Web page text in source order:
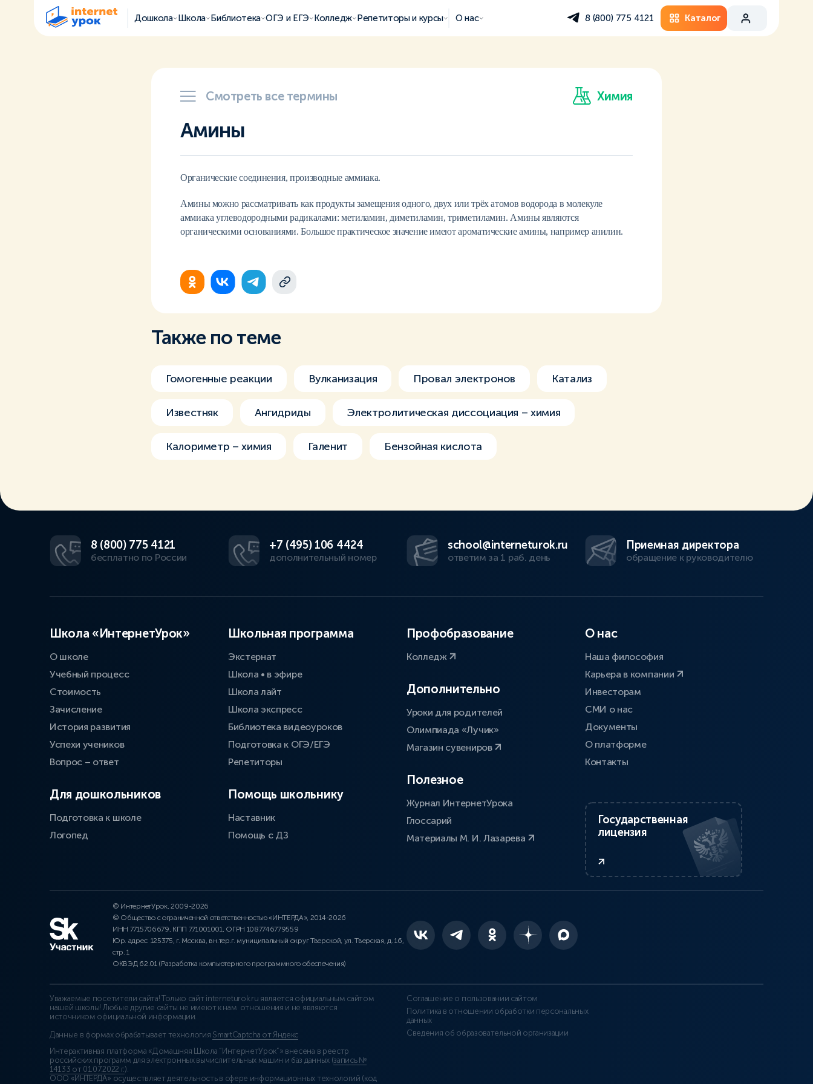
Дошкола Школа Библиотека ОГЭ и ЕГЭ Колледж Репетиторы и курсы О нас 8 (800) 775 4121 Каталог
Смотреть все термины Химия
Амины
Органические соединения, производные аммиака.
Амины можно рассматривать как продукты замещения одного, двух или трёх атомов водорода в молекуле
аммиака углеводородными радикалами: метиламин, диметиламин, триметиламин. Амины являются
органическими основаниями. Большое практическое значение имеют ароматические амины, например анилин.
Также по теме
Гомогенные реакции Вулканизация Провал электронов Катализ
Известняк Ангидриды Электролитическая диссоциация – химия
Калориметр – химия Галенит Бензойная кислота
8 (800) 775 4121
бесплатно по России
+7 (495) 106 4424
дополнительный номер
school@interneturok.ru
ответим за 1 раб. день
Приемная директора
обращение к руководителю
Школа «ИнтернетУрок»
О школе
Учебный процесс
Стоимость
Зачисление
История развития
Успехи учеников
Вопрос – ответ
Для дошкольников
Подготовка к школе
Логопед
Школьная программа
Экстернат
Школа • в эфире
Школа лайт
Школа экспресс
Библиотека видеоуроков
Подготовка к ОГЭ/ЕГЭ
Репетиторы
Помощь школьнику
Наставник
Помощь с ДЗ
Профобразование
Колледж
Дополнительно
Уроки для родителей
Олимпиада «Лучик»
Магазин сувениров
Полезное
Журнал ИнтернетУрока
Глоссарий
Материалы М. И. Лазарева
О нас
Наша философия
Карьера в компании
Инвесторам
СМИ о нас
Документы
О платформе
Контакты
Государственная
лицензия
© ИнтернетУрок, 2009-2026
© Общество с ограниченной ответственностью «ИНТЕРДА», 2014-2026
ИНН 7715706679, КПП 771001001, ОГРН 1087746779559
Юр. адрес: 125375, г. Москва, вн.тер.г. муниципальный округ Тверской, ул. Тверская, д. 16,
стр. 1
ОКВЭД 62.01 (Разработка компьютерного программного обеспечения)
Уважаемые посетители сайта! Только сайт interneturok.ru является официальным сайтом
нашей школы! Любые другие сайты не имеют к нам отношения и не являются
источником официальной информации.
Данные в формах обрабатывает технология SmartCaptcha от Яндекс
Интерактивная платформа «Домашняя Школа “ИнтернетУрок”» внесена в реестр
российских программ для электронных вычислительных машин и баз данных (запись №
14133 от 01.07.2022 г.).
ООО «ИНТЕРДА» осуществляет деятельность в сфере информационных технологий (код
Соглашение о пользовании сайтом
Политика в отношении обработки персональных
данных
Сведения об образовательной организации